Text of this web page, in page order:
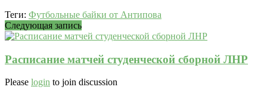
Теги: Футбольные байки от Антипова
Следующая запись
Расписание матчей студенческой сборной ЛНР
Please login to join discussion